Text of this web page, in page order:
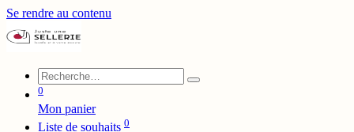
Se rendre au contenu
0
Mon panier
Liste de souhaits 0